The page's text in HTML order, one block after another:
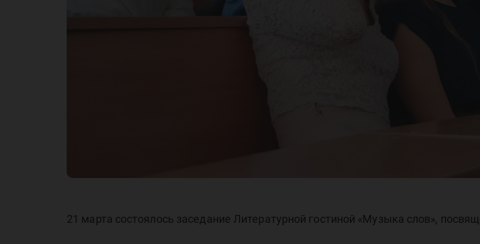
21 марта состоялось заседание Литературной гостиной «Музыка слов»,